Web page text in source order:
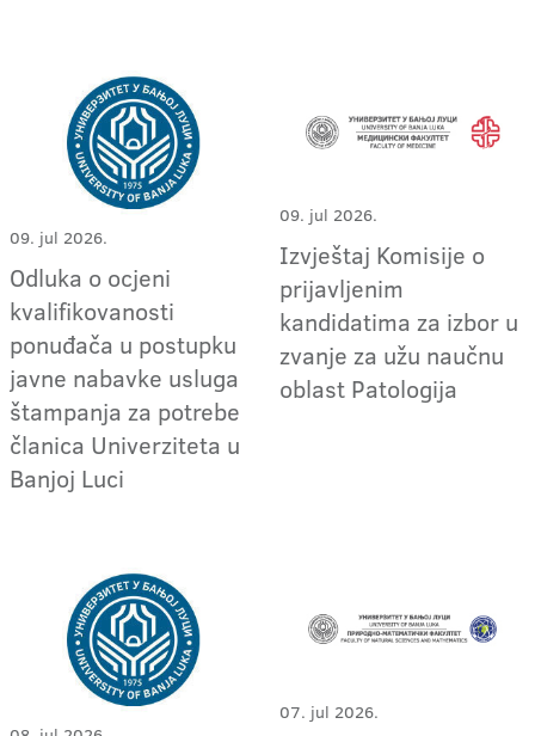
09. jul 2026.
Odluka o ocjeni
kvalifikovanosti
ponuđača u postupku
javne nabavke usluga
štampanja za potrebe
članica Univerziteta u
Banjoj Luci
09. jul 2026.
Izvještaj Komisije o
prijavljenim
kandidatima za izbor u
zvanje za užu naučnu
oblast Patologija
07. jul 2026.